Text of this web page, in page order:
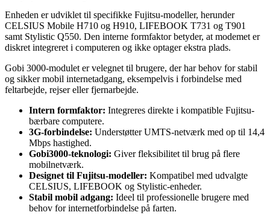
Enheden er udviklet til specifikke Fujitsu-modeller, herunder
CELSIUS Mobile H710 og H910, LIFEBOOK T731 og T901
samt Stylistic Q550. Den interne formfaktor betyder, at modemet er
diskret integreret i computeren og ikke optager ekstra plads.
Gobi 3000-modulet er velegnet til brugere, der har behov for stabil
og sikker mobil internetadgang, eksempelvis i forbindelse med
feltarbejde, rejser eller fjernarbejde.
Intern formfaktor: Integreres direkte i kompatible Fujitsu-
bærbare computere.
3G-forbindelse: Understøtter UMTS-netværk med op til 14,4
Mbps hastighed.
Gobi3000-teknologi: Giver fleksibilitet til brug på flere
mobilnetværk.
Designet til Fujitsu-modeller: Kompatibel med udvalgte
CELSIUS, LIFEBOOK og Stylistic-enheder.
Stabil mobil adgang: Ideel til professionelle brugere med
behov for internetforbindelse på farten.